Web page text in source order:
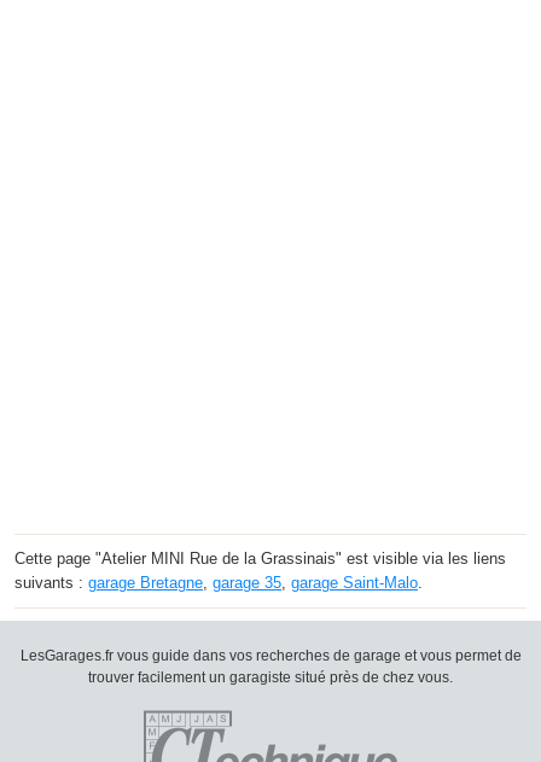
Cette page "Atelier MINI Rue de la Grassinais" est visible via les liens
suivants : garage Bretagne, garage 35, garage Saint-Malo.
LesGarages.fr vous guide dans vos recherches de garage et vous permet de
trouver facilement un garagiste situé près de chez vous.